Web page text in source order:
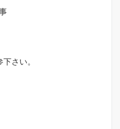
さい。